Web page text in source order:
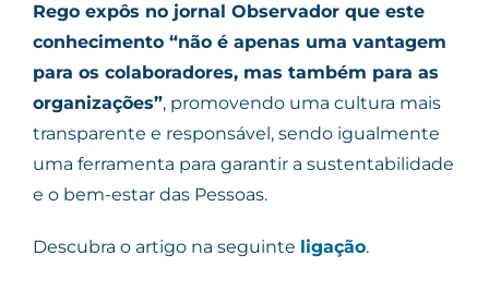
Rego expôs no jornal Observador que este
conhecimento “não é apenas uma vantagem
para os colaboradores, mas também para as
organizações”, promovendo uma cultura mais
transparente e responsável, sendo igualmente
uma ferramenta para garantir a sustentabilidade
e o bem-estar das Pessoas.
Descubra o artigo na seguinte ligação.